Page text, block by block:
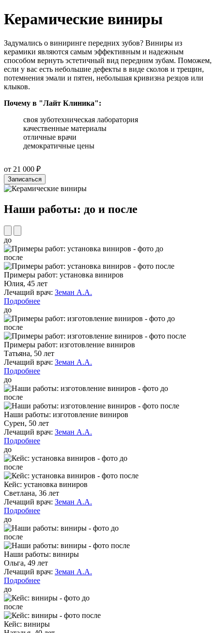
Керамические виниры
Задумались о виниринге передних зубов? Виниры из
керамики являются самым эффективным и надежным
способом вернуть эстетичный вид передним зубам. Поможем,
если у вас есть небольшие дефекты в виде сколов и трещин,
потемнения эмали и пятен, небольшая кривизна резцов или
клыков.
Почему в "Лайт Клиника":
своя зуботехническая лаборатория
качественные материалы
отличные врачи
демократичные цены
от 21 000 ₽
Записаться
Наши работы: до и после
до
после
Примеры работ: установка виниров
Юлия, 45 лет
Лечащий врач: Земан А.А.
Подробнее
до
после
Примеры работ: изготовление виниров
Татьяна, 50 лет
Лечащий врач: Земан А.А.
Подробнее
до
после
Наши работы: изготовление виниров
Сурен, 50 лет
Лечащий врач: Земан А.А.
Подробнее
до
после
Кейс: установка виниров
Светлана, 36 лет
Лечащий врач: Земан А.А.
Подробнее
до
после
Наши работы: виниры
Ольга, 49 лет
Лечащий врач: Земан А.А.
Подробнее
до
после
Кейс: виниры